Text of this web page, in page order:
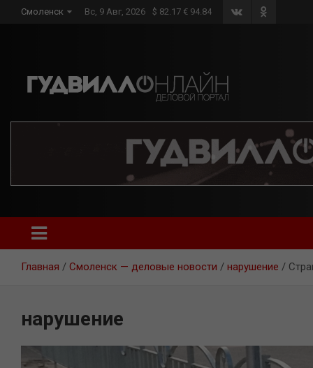
Смоленск Вс, 9 Авг, 2026 $ 82.17 € 94.84
Главная Смоленск — деловые новости нарушение
нарушение